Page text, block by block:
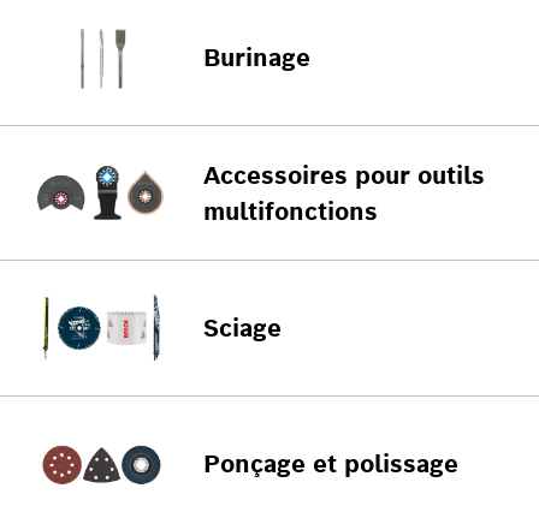
Burinage
Accessoires pour outils
multifonctions
Sciage
Ponçage et polissage